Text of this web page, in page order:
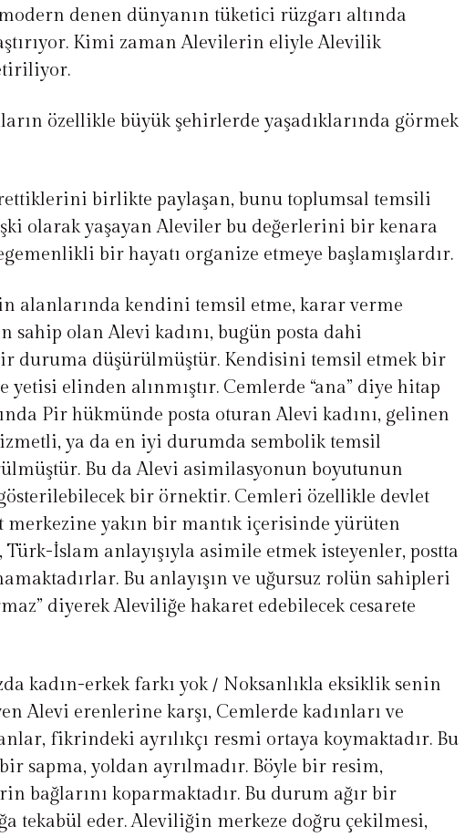
denen dünyanın tüketici rüzgarı altında
Kimi zaman Alevilerin eliyle Alevilik
özellikle büyük şehirlerde yaşadıklarında görmek
birlikte paylaşan, bunu toplumsal temsili
olarak yaşayan Aleviler bu değerlerini bir kenara
bir hayatı organize etmeye başlamışlardır.
alanlarında kendini temsil etme, karar verme
sahip olan Alevi kadını, bugün posta dahi
duruma düşürülmüştür. Kendisini temsil etmek bir
yetisi elinden alınmıştır. Cemlerde “ana” diye hitap
Pir hükmünde posta oturan Alevi kadını, gelinen
ya da en iyi durumda sembolik temsil
Bu da Alevi asimilasyonun boyutunun
bir örnektir. Cemleri özellikle devlet
merkezine yakın bir mantık içerisinde yürüten
İslam anlayışıyla asimile etmek isteyenler, postta
Bu anlayışın ve uğursuz rolün sahipleri
diyerek Aleviliğe hakaret edebilecek cesarete
kadın-erkek farkı yok / Noksanlıkla eksiklik senin
Alevi erenlerine karşı, Cemlerde kadınları ve
fikrindeki ayrılıkçı resmi ortaya koymaktadır. Bu
sapma, yoldan ayrılmadır. Böyle bir resim,
bağlarını koparmaktadır. Bu durum ağır bir
tekabül eder. Aleviliğin merkeze doğru çekilmesi,